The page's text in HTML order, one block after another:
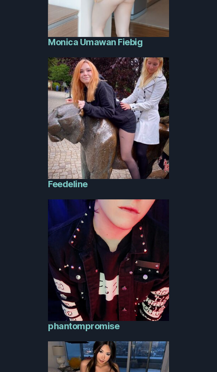
Monica Umawan Fiebig
Feedeline
phantompromise